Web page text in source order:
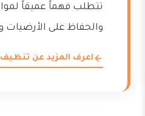
تتطلب فهماً عميقاً
والحفاظ على الأرضيات
اعرف المزيد عن